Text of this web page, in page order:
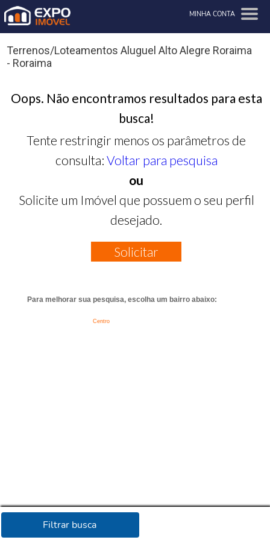
MINHA CONTA
Filtrar busca
Terrenos/Loteamentos Aluguel Alto Alegre Roraima
- Roraima
Oops. Não encontramos resultados para esta
busca!
Tente restringir menos os parâmetros de
consulta: Voltar para pesquisa
ou
Solicite um Imóvel que possuem o seu perfil
desejado.
Solicitar
Para melhorar sua pesquisa, escolha um bairro abaixo:
Centro